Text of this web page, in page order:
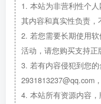
1. 本站为非营利性个
其内容和真实性负责，
2. 若您需要长期使用
活动，请您购买支持正
3. 若有内容侵犯到您
2931813237@qq.com
4. 本站所有资源内容